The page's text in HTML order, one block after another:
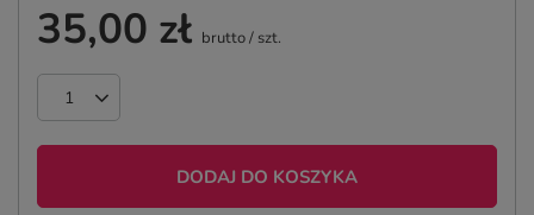
35,00 zł brutto/ szt.
DODAJ DO KOSZYKA